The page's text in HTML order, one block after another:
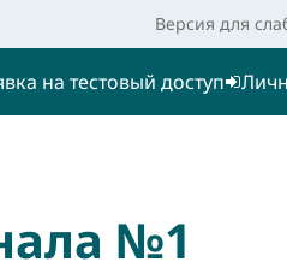
Версия для
на тестовый доступ
№1